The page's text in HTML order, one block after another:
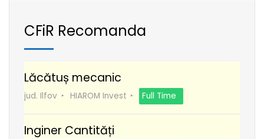
CFiR Recomanda
Lăcătuș mecanic
jud. Ilfov HIAROM Invest Full Time
Inginer Cantități